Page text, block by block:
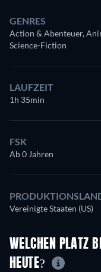
GENRES
Action & Abenteuer,
Science-Fiction
LAUFZEIT
1h 35min
FSK
Ab 0 Jahren
Vereinigte Staaten (US)
WELCHEN PLATZ
HEUTE?